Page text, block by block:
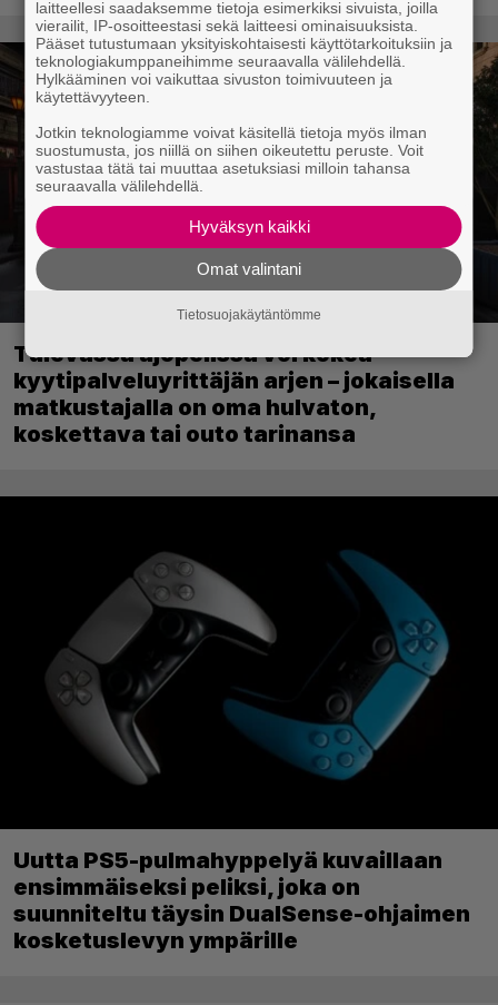
Tulevassa ajopelissä voi kokea
kyytipalveluyrittäjän arjen – jokaisella
matkustajalla on oma hulvaton,
koskettava tai outo tarinansa
Uutta PS5-pulmahyppelyä kuvaillaan
ensimmäiseksi peliksi, joka on
suunniteltu täysin DualSense-ohjaimen
kosketuslevyn ympärille
laitteellesi saadaksemme tietoja esimerkiksi sivuista, joilla
vierailit, IP-osoitteestasi sekä laitteesi ominaisuuksista.
Pääset tutustumaan yksityiskohtaisesti käyttötarkoituksiin ja
teknologiakumppaneihimme seuraavalla välilehdellä.
Hylkääminen voi vaikuttaa sivuston toimivuuteen ja
käytettävyyteen.
Jotkin teknologiamme voivat käsitellä tietoja myös ilman
suostumusta, jos niillä on siihen oikeutettu peruste. Voit
vastustaa tätä tai muuttaa asetuksiasi milloin tahansa
seuraavalla välilehdellä.
Hyväksyn kaikki
Omat valintani
Tietosuojakäytäntömme